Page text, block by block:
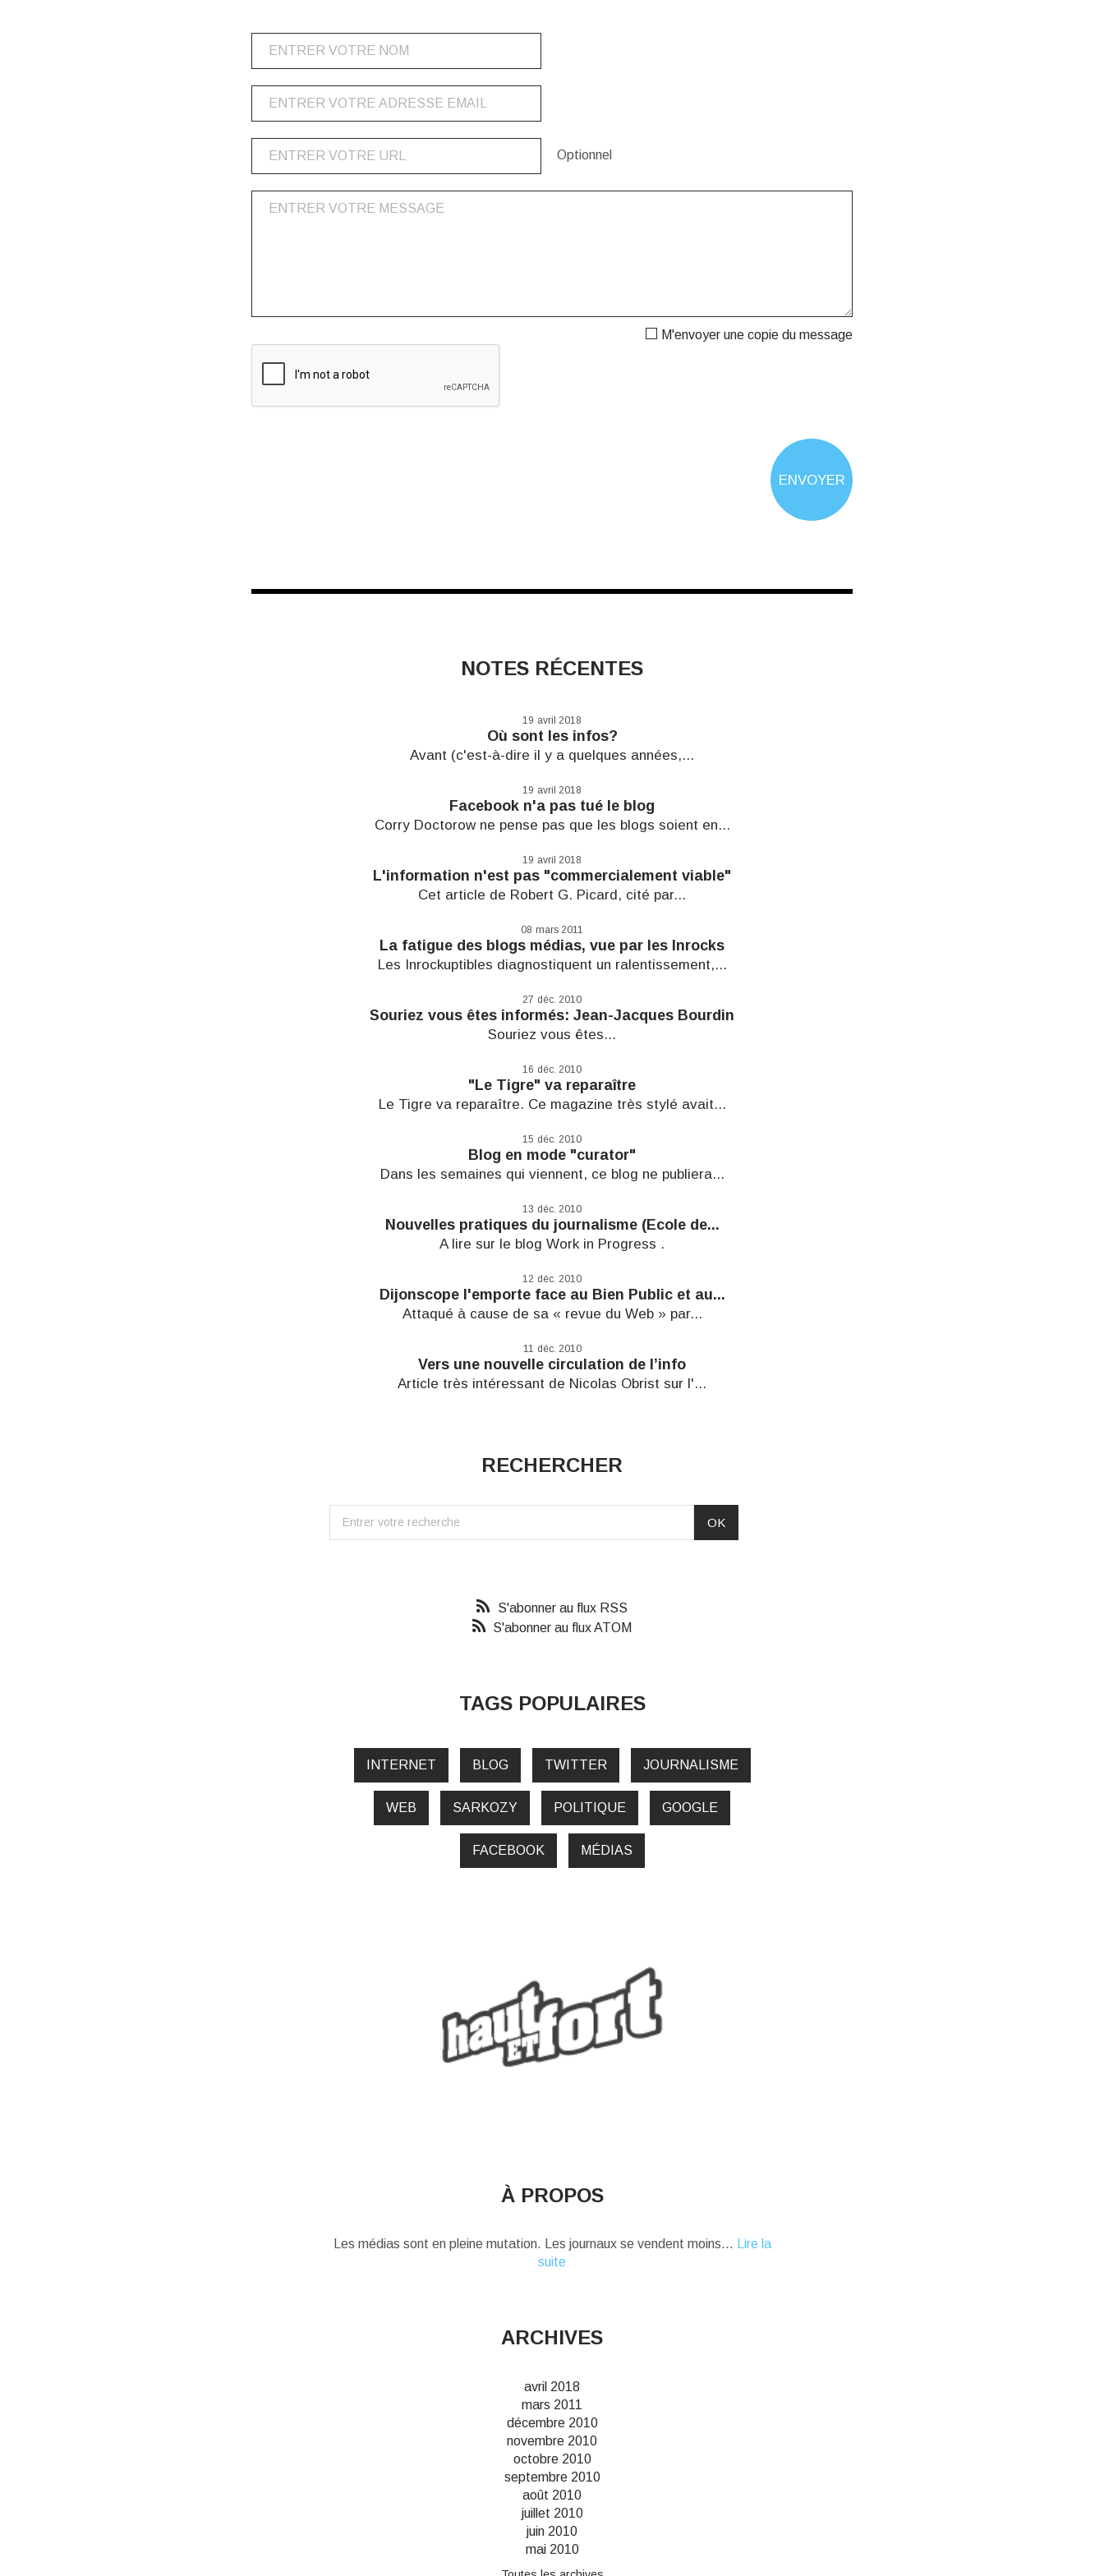
Optionnel
M'envoyer une copie du message
NOTES RÉCENTES
19 avril 2018
Où sont les infos?
Avant (c'est-à-dire il y a quelques années,...
19 avril 2018
Facebook n'a pas tué le blog
Corry Doctorow ne pense pas que les blogs soient en...
19 avril 2018
L'information n'est pas "commercialement viable"
Cet article de Robert G. Picard, cité par...
08 mars 2011
La fatigue des blogs médias, vue par les Inrocks
Les Inrockuptibles diagnostiquent un ralentissement,...
27 déc. 2010
Souriez vous êtes informés: Jean-Jacques Bourdin
Souriez vous êtes...
16 déc. 2010
"Le Tigre" va reparaître
Le Tigre va reparaître. Ce magazine très stylé avait...
15 déc. 2010
Blog en mode "curator"
Dans les semaines qui viennent, ce blog ne publiera...
13 déc. 2010
Nouvelles pratiques du journalisme (Ecole de...
A lire sur le blog Work in Progress .
12 déc. 2010
Dijonscope l'emporte face au Bien Public et au...
Attaqué à cause de sa « revue du Web » par...
11 déc. 2010
Vers une nouvelle circulation de l’info
Article très intéressant de Nicolas Obrist sur l'...
RECHERCHER
S'abonner au flux RSS
S'abonner au flux ATOM
TAGS POPULAIRES
INTERNET BLOG TWITTER JOURNALISME
WEB SARKOZY POLITIQUE GOOGLE
FACEBOOK MÉDIAS
À PROPOS
Les médias sont en pleine mutation. Les journaux se vendent moins...
Lire la
suite
ARCHIVES
avril 2018
mars 2011
décembre 2010
novembre 2010
octobre 2010
septembre 2010
août 2010
juillet 2010
juin 2010
mai 2010